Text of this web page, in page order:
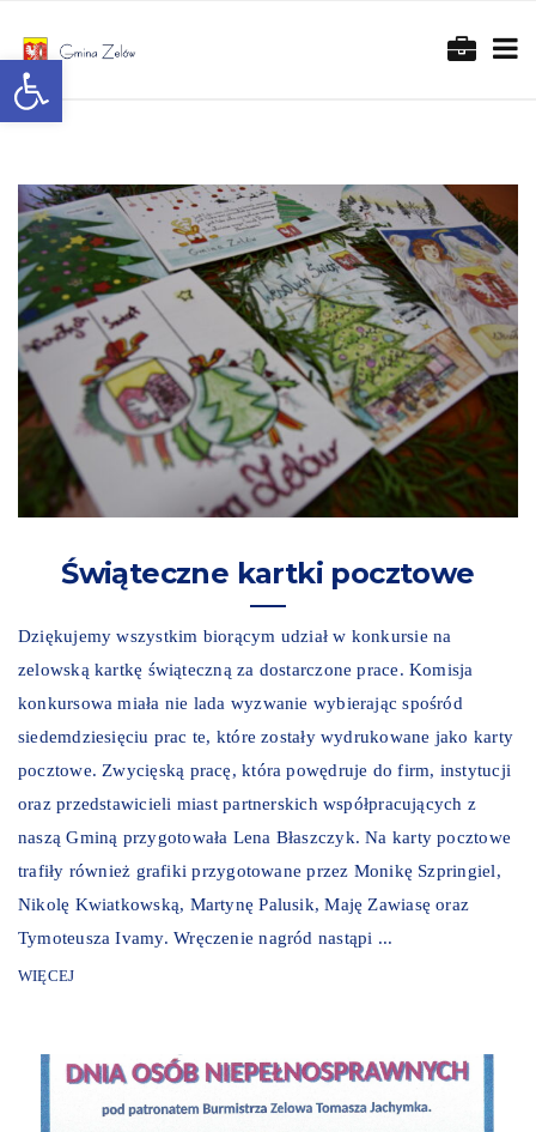
Otwórz pasek narzędzi
Świąteczne kartki pocztowe
Dziękujemy wszystkim biorącym udział w konkursie na
zelowską kartkę świąteczną za dostarczone prace. Komisja
konkursowa miała nie lada wyzwanie wybierając spośród
siedemdziesięciu prac te, które zostały wydrukowane jako karty
pocztowe. Zwycięską pracę, która powędruje do firm, instytucji
oraz przedstawicieli miast partnerskich współpracujących z
naszą Gminą przygotowała Lena Błaszczyk. Na karty pocztowe
trafiły również grafiki przygotowane przez Monikę Szpringiel,
Nikolę Kwiatkowską, Martynę Palusik, Maję Zawiasę oraz
Tymoteusza Ivamy. Wręczenie nagród nastąpi ...
WIĘCEJ